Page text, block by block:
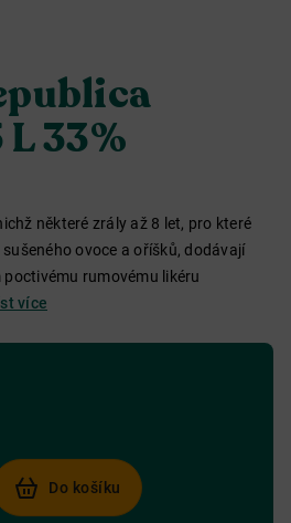
33%
některé zrály až 8 let, pro které
ovoce a oříšků, dodávají
poctivému rumovému likéru
více
Do košíku